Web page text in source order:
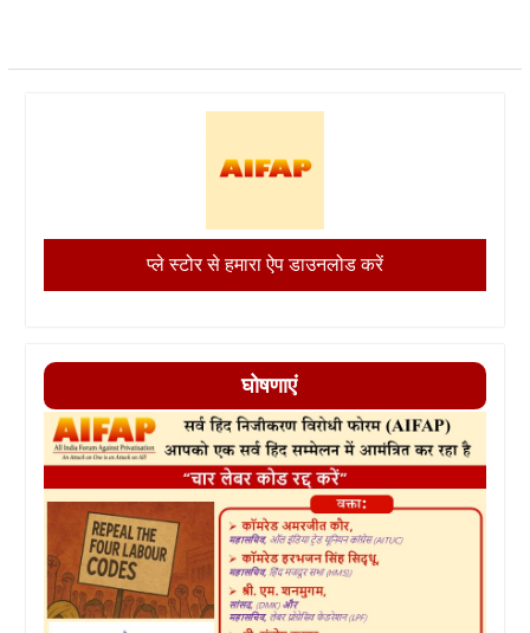
प्ले स्टोर से हमारा ऐप डाउनलोड करें
घोषणाएं